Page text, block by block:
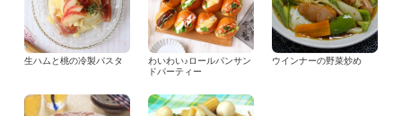
生ハムと桃の冷製パスタ
わいわい♪ロールパンサン
ドパーティー
ウインナーの野菜炒め